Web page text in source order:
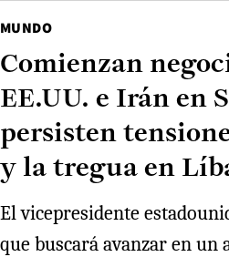
MUNDO
Comienzan
EE.UU. e Irán en
persisten
y la tregua en
El vicepresidente
que buscará avanzar en un